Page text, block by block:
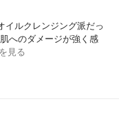
イルクレンジング派だっ
へのダメージが強く感
見る